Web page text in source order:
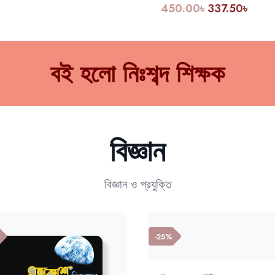
450.00৳ 337.50৳
বই হলো নিঃশব্দ শিক্ষক
বিজ্ঞান
বিজ্ঞান ও প্রযুক্তি
-25%